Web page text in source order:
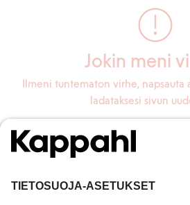
Jokin meni
Ilmeni tuntematon virhe, napsauta
ladataksesi sivun
Lataa sivu